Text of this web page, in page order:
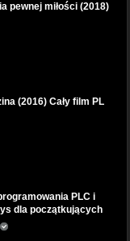
pewnej miłości (2018)
(2016) Cały film PL
PLC i
dla początkujących